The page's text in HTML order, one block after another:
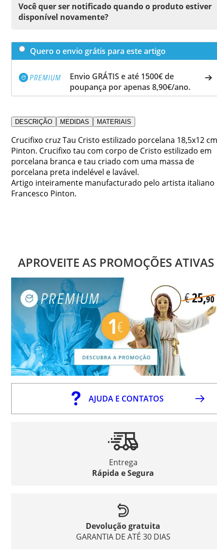
Você quer ser notificado quando o produto estiver
disponível novamente?
Quero o envio grátis para este artigo
Envio GRÁTIS e até 1500€ de
poupança por apenas 8,90€/ano.
DESCRIÇÃO MEDIDAS MATERIAIS
Crucifixo cruz Tau Cristo estilizado porcelana 18,5x12 cm
Pinton. Crucifixo tau com corpo de Cristo estilizado em
porcelana branca e tau criado com uma massa de
porcelana preta indelével e lavável.
Artigo inteiramente manufacturado pelo artista italiano
Francesco Pinton.
APROVEITE AS PROMOÇÕES ATIVAS
AJUDA E CONTATOS
Entrega
Rápida e Segura
Devolução gratuita
GARANTIA DE ATÉ 30 DIAS